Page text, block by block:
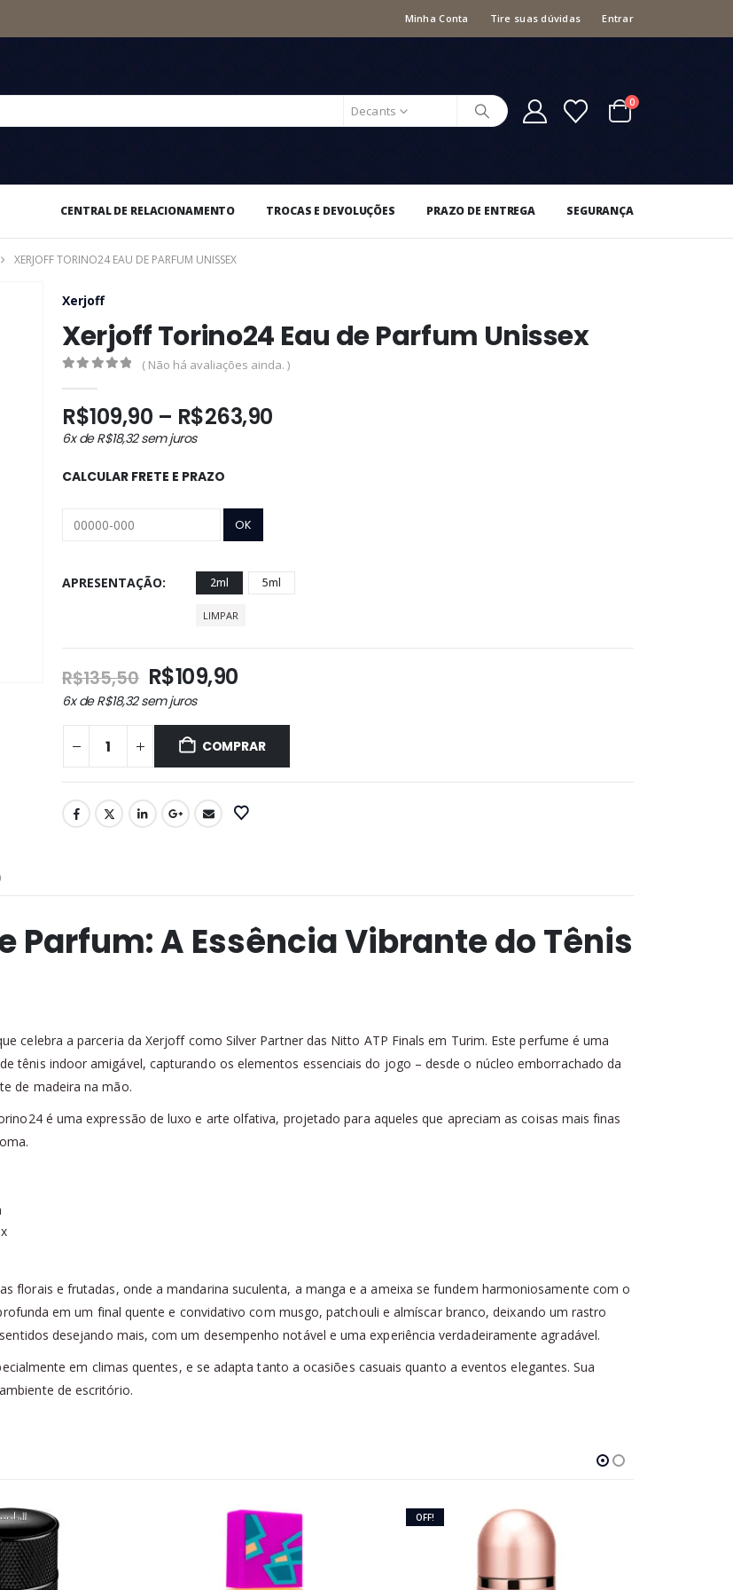
Minha Conta Tire suas dúvidas Entrar
Decants
0
CENTRAL DE RELACIONAMENTO TROCAS E DEVOLUÇÕES PRAZO DE ENTREGA SEGURANÇA
XERJOFF TORINO24 EAU DE PARFUM UNISSEX
Xerjoff
Xerjoff Torino24 Eau de Parfum Unissex
( Não há avaliações ainda. )
R$109,90 – R$263,90Faixa
6x deR$18,32sem juros
CALCULAR FRETE E PRAZO
APRESENTAÇÃO 2ml 5ml
LIMPAR
R$135,50 O
preço
original
era:
R$135,50.
R$109,90O
atual
é:
R$109,90.
6x deR$18,32sem juros
COMPRAR
Parfum: A Essência Vibrante do Tênis
celebra a parceria da Xerjoff como Silver Partner das Nitto ATP Finals em Turim. Este perfume é uma
tênis indoor amigável, capturando os elementos essenciais do jogo – desde o núcleo emborrachado da
de madeira na mão.
é uma expressão de luxo e arte olfativa, projetado para aqueles que apreciam as coisas mais finas
florais e frutadas, onde a mandarina suculenta, a manga e a ameixa se fundem harmoniosamente com o
em um final quente e convidativo com musgo, patchouli e almíscar branco, deixando um rastro
desejando mais, com um desempenho notável e uma experiência verdadeiramente agradável.
em climas quentes, e se adapta tanto a ocasiões casuais quanto a eventos elegantes. Sua
de escritório.
OFF!